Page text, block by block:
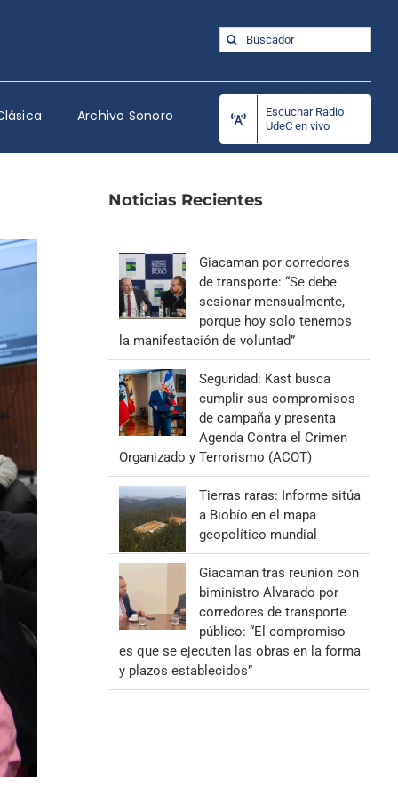
Buscar:
Archivo Sonoro
Escuchar Radio
UdeC en vivo
Noticias Recientes
Giacaman por corredores
de transporte: “Se debe
sesionar mensualmente,
porque hoy solo tenemos
la manifestación de voluntad”
Seguridad: Kast busca
cumplir sus compromisos
de campaña y presenta
Agenda Contra el Crimen
Organizado y Terrorismo (ACOT)
Tierras raras: Informe sitúa
a Biobío en el mapa
geopolítico mundial
Giacaman tras reunión con
biministro Alvarado por
corredores de transporte
público: “El compromiso
es que se ejecuten las obras en la forma
y plazos establecidos”